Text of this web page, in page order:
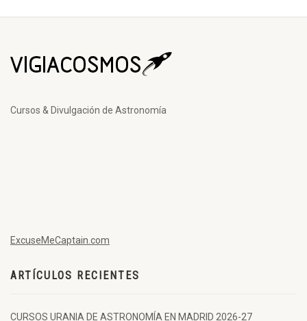
Cursos & Divulgación de Astronomía
ExcuseMeCaptain.com
ARTÍCULOS RECIENTES
CURSOS URANIA DE ASTRONOMÍA EN MADRID 2026-27